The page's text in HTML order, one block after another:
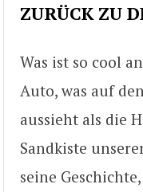
ZURÜCK ZU
Was ist so cool
Auto, was auf
aussieht als die
Sandkiste
seine